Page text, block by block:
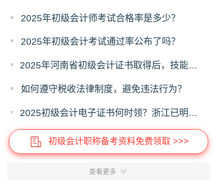
2025年初级会计师考试合格率是多少？
2025年初级会计考试通过率公布了吗？
2025年河南省初级会计证书取得后，技能提升补贴政策初级1000元
如何遵守税收法律制度，避免违法行为？
2025初级会计电子证书何时领？浙江已明确时间，下载流程提前存！
初级会计职称备考资料免费领取 >>>
查看更多